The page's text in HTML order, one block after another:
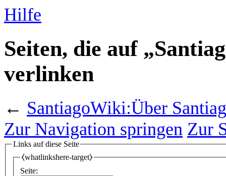
Hilfe
Seiten, die auf
verlinken
← SantiagoWiki:Über
Zur Navigation springen Zur
Links auf diese Seite
⧼whatlinkshere-target⧽
Seite: